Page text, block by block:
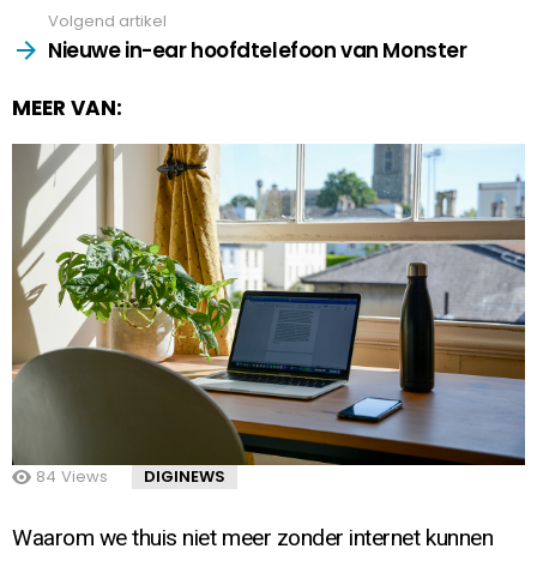
Volgend artikel
Nieuwe in-ear hoofdtelefoon van Monster
MEER VAN:
84 Views DIGINEWS
Waarom we thuis niet meer zonder internet kunnen